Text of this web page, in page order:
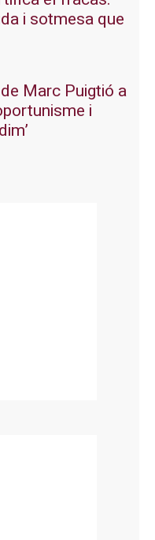
i sotmesa que
Marc Puigtió a
i